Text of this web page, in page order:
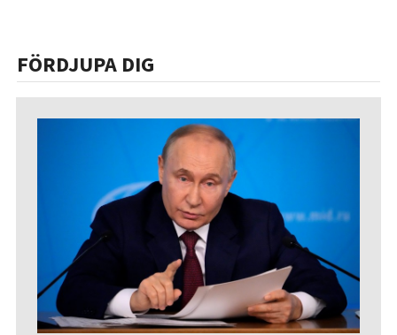
FÖRDJUPA DIG